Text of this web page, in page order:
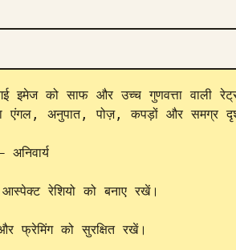
इमेज को साफ और उच्च गुणवत्ता वाली
एंगल, अनुपात, पोज़, कपड़ों और समग्र
रेशियो को बनाए रखें।
फ्रेमिंग को सुरक्षित रखें।